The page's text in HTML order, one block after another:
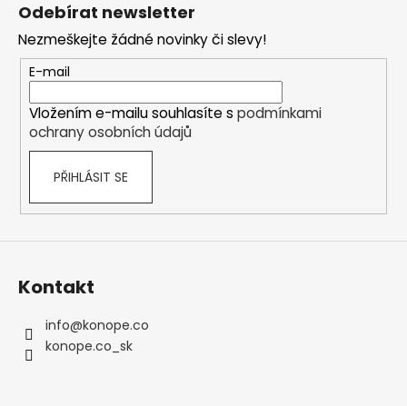
Odebírat newsletter
Nezmeškejte žádné novinky či slevy!
E-mail
Vložením e-mailu souhlasíte s podmínkami
ochrany osobních údajů
PŘIHLÁSIT SE
Kontakt
info@konope.co
konope.co_sk